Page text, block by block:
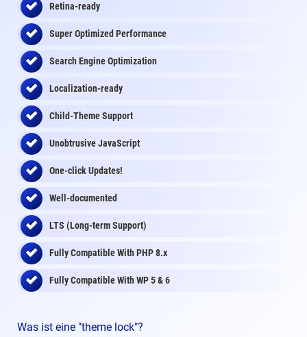
Retina-ready
Super Optimized Performance
Search Engine Optimization
Localization-ready
Child-Theme Support
Unobtrusive JavaScript
One-click Updates!
Well-documented
LTS (Long-term Support)
Fully Compatible With PHP 8.x
Fully Compatible With WP 5 & 6
Was ist eine "theme lock"?